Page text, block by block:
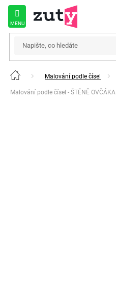
Přejít
obsah
Domů Malování podle čísel
Malování podle čísel - ŠTĚNĚ OVČÁKA